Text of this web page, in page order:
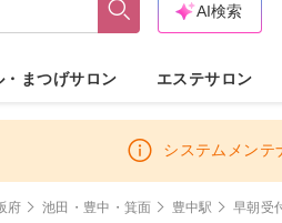
AI検索
・まつげサロン エステサロン
システムメン
府 池田・豊中・箕面 豊中駅 早朝受